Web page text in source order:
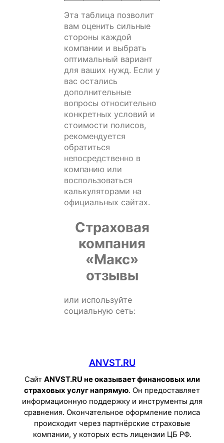
Эта таблица позволит
вам оценить сильные
стороны каждой
компании и выбрать
оптимальный вариант
для ваших нужд. Если у
вас остались
дополнительные
вопросы относительно
конкретных условий и
стоимости полисов,
рекомендуется
обратиться
непосредственно в
компанию или
воспользоваться
калькуляторами на
официальных сайтах.
Страховая
компания
«Макс»
отзывы
или используйте
социальную сеть:
ANVST.RU
Сайт ANVST.RU не оказывает финансовых или
страховых услуг напрямую. Он предоставляет
информационную поддержку и инструменты для
сравнения. Окончательное оформление полиса
происходит через партнёрские страховые
компании, у которых есть лицензии ЦБ РФ.